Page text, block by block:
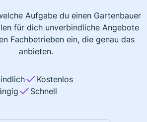
Aufgabe du einen Gartenbauer
für dich unverbindliche Angebote
Fachbetrieben ein, die genau das
anbieten.
Kostenlos
Schnell